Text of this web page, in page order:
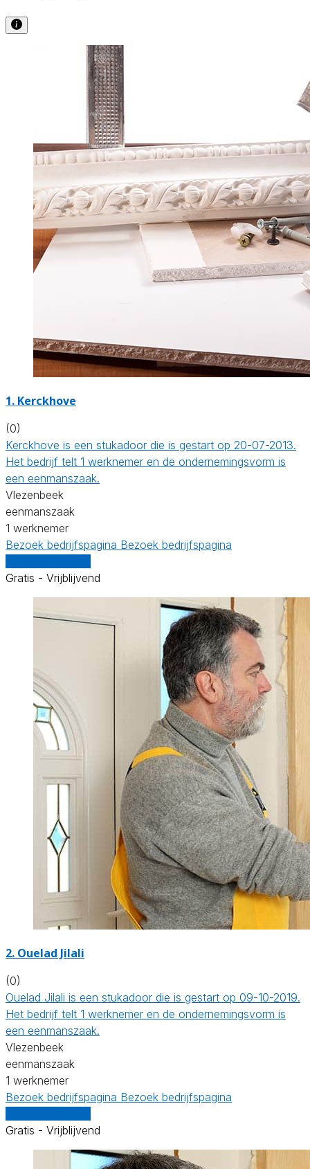
1. Kerckhove
(0)
Kerckhove is een stukadoor die is gestart op 20-07-2013.
Het bedrijf telt 1 werknemer en de ondernemingsvorm is
een eenmanszaak.
Vlezenbeek
eenmanszaak
1 werknemer
Bezoek bedrijfspagina Bezoek bedrijfspagina
Gratis - Vrijblijvend
2. Ouelad Jilali
(0)
Ouelad Jilali is een stukadoor die is gestart op 09-10-2019.
Het bedrijf telt 1 werknemer en de ondernemingsvorm is
een eenmanszaak.
Vlezenbeek
eenmanszaak
1 werknemer
Bezoek bedrijfspagina Bezoek bedrijfspagina
Gratis - Vrijblijvend